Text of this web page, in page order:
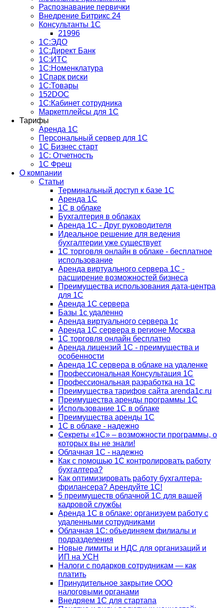
Распознавание первички
Внедрение Битрикс 24
Консультанты 1С
21996
1С:ЭДО
1С:Директ Банк
1С:ИТС
1С:Номенклатура
1Спарк риски
1С:Товары
152DOC
1С:Кабинет сотрудника
Маркетплейсы для 1С
Тарифы
Аренда 1С
Персональный сервер для 1С
1С Бизнес старт
1С: Отчетность
1C Фреш
О компании
Статьи
Терминальный доступ к базе 1С
Аренда 1С
1С в облаке
Бухгалтерия в облаках
Аренда 1С - Друг руководителя
Идеальное решение для ведения
бухгалтерии уже существует
1С торговля онлайн в облаке - бесплатное
использование
Аренда виртуального сервера 1С -
расширение возможностей бизнеса
Преимущества использования дата-центра
для 1С
Аренда 1С сервера
Базы 1с удаленно
Аренда виртуального сервера 1с
Аренда 1С сервера в регионе Москва
1С торговля онлайн бесплатно
Аренда лицензий 1С - преимущества и
особенности
Аренда 1С сервера в облаке на удаленке
Профессиональная Консультация 1С
Профессиональная разработка на 1С
Преимущества тарифов сайта arenda1c.ru
Преимущества аренды программы 1С
Использование 1С в облаке
Преимущества аренды 1С
1С в облаке - надежно
Секреты «1С» – возможности программы, о
которых вы не знали!
Облачная 1С - надежно
Как с помощью 1С контролировать работу
бухгалтера?
Как оптимизировать работу бухгалтера-
фрилансера? Арендуйте 1С!
5 преимуществ облачной 1С для вашей
кадровой службы
Аренда 1С в облаке: организуем работу с
удаленными сотрудниками
Облачная 1С: объединяем филиалы и
подразделения
Новые лимиты и НДС для организаций и
ИП на УСН
Налоги с подарков сотрудникам — как
платить
Принудительное закрытие ООО
налоговыми органами
Внедряем 1С для стартапа